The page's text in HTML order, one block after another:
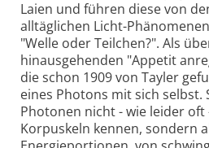
Laien und führen diese von
alltäglichen Licht-
"Welle oder Teilchen?". Als
hinausgehenden "Appetit
die schon 1909 von Tayler
eines Photons mit sich selbst.
Photonen nicht - wie leider oft
Korpuskeln kennen, sondern